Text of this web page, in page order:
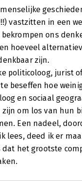
vastzitten in een
bekrompen ons
hoeveel
zijn.
politicoloog, jurist
beseffen hoe
en sociaal
om los van hun
Een nadeel,
lees, deed ik er
dat het grootste